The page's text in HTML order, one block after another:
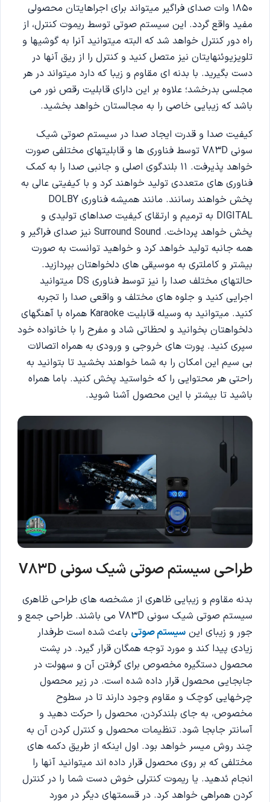
1850 وات صدای فراگیر میتواند برای اجراهایتان محصولی
مفید واقع گردد. این سیستم صوتی توسط ریموت کنترل، از
راه دور کنترل خواهد شد که البته میتوانید آنرا به گوشیها و
تلویزیوئنهایتان نیز متصل کنید و کنترل را از ریق آنها در
دست بگیرید. با بدنه ای مقاوم و زیبا که دارد میتواند در هر
مجلسی بدرخشد؛ علاوه بر این دارای قابلیت رقص نور می
باشد که زیبایی خاصی را به مجالستان خواهد بخشید.
کیفیت صدا و قدرت ایجاد صدا در سیستم صوتی شیک
سونی V83D توسط فناوری ها و قابلیتهای مختلفی صورت
خواهد پذیرفت. 11 بلندگوی اصلی و جانبی صدا را به کمک
فناوری های متعددی تولید خواهند کرد و با کیفیتی عالی به
پخش خواهند رسانند. مانند همیشه فناوری DOLBY
DIGITAL به ترمیم و ارتقای کیفیت صداهای تولیدی و
پخش خواهد پرداخت. Surround Sound نیز صدای فراگیر و
همه جانبه تولید خواهد کرد و خواهید توانست به صورت
بیشتر و کاملتری به موسیقی های دلخواهتان بپردازید.
حالتهای مختلف صدا را نیز توسط فناوری DS میتوانید
اجرایی کنید و جلوه های مختلف و واقعی صدا را تجربه
کنید. میتوانید به وسیله قابلیت Karaoke همراه با آهنگهای
دلخواهتان بخوانید و لحظاتی شاد و مفرح را با خانواده خود
سپری کنید. پورت های خروجی و ورودی به همراه اتصالات
بی سیم این امکان را به شما خواهند بخشید تا بتوانید به
راحتی هر محتوایی را که خواستید پخش کنید. باما همراه
باشید تا بیشتر با این محصول آشنا شوید.
طراحی سیستم صوتی شیک سونی V83D
بدنه مقاوم و زیبایی ظاهری از مشخصه های طراحی ظاهری
سیستم صوتی شیک سونی V83D می باشند. طراحی جمع و
جور و زیبای این سیستم صوتی باعث شده است طرفدار
زیادی پیدا کند و مورد توجه همگان قرار گیرد. در پشت
محصول دستگیره مخصوص برای گرفتن آن و سهولت در
جابجایی محصول قرار داده شده است. در زیر محصول
چرخهایی کوچک و مقاوم وجود دارند تا در سطوح
مخصوص، به جای بلندکردن، محصول را حرکت دهید و
آسانتر جابجا شود. تنظیمات محصول و کنترل کردن آن به
چند روش میسر خواهد بود. اول اینکه از طریق دکمه های
مختلفی که بر روی محصول قرار داده اند میتوانید آنها را
انجام ئدهید. یا ریموت کنترلی خوش دست شما را در کنترل
کردن همراهی خواهد کرد. در قسمتهای دیگر در مورد